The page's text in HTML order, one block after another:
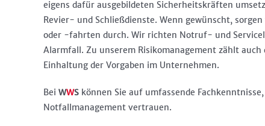
eigens dafür ausgebildeten Sicherheitskräften
Revier- und Schließdienste. Wenn gewünscht,
oder -fahrten durch. Wir richten Notruf- und
Alarmfall. Zu unserem Risikomanagement zählt
Einhaltung der Vorgaben im Unternehmen.
Bei WWS können Sie auf umfassende
Notfallmanagement vertrauen.